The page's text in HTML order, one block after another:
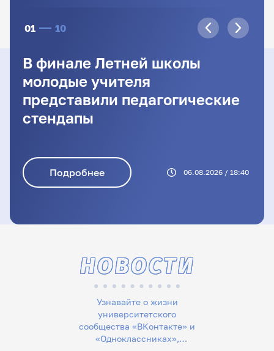
01 10
В финале Летней школы
молодые учителя
представили педагогические
стендапы
Подробнее 06.08.2026 / 18:40
Узнавайте о жизни
университетского
сообщества «ВКонтакте» и
«Одноклассниках»,
НОВОСТИ